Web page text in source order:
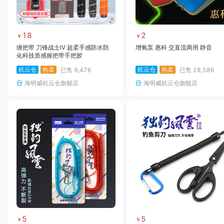
￥ 18
缠把带 刀锋战士IV 超柔手感防水防
化科技质感握把带手把胶
杭云仓
热卖 已售 9,476
海明威杭云仓旗舰店
￥ 2
增氧泵 惠科 交直流两用 静音
杭云仓 热卖 已售 28,586
海明威杭云仓旗舰店
￥ 5 ￥ 5